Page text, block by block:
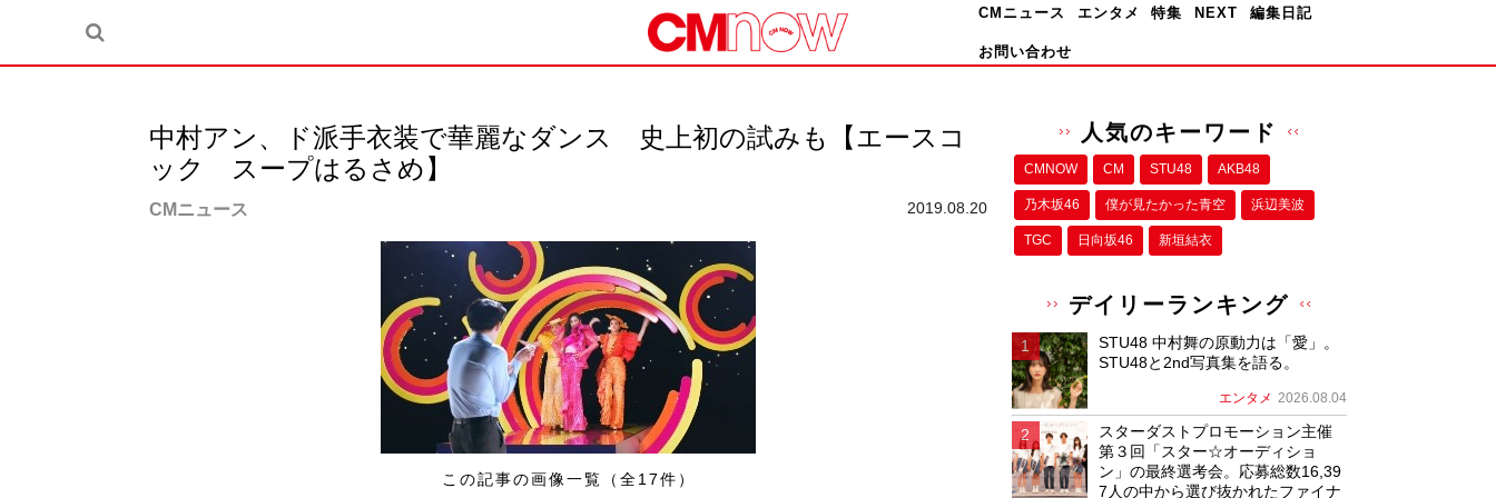
CMニュース エンタメ 特集 NEXT 編集日記
お問い合わせ
中村アン、ド派手衣装で華麗なダンス 史上初の試みも【エースコ
ック スープはるさめ】
CMニュース 2019.08.20
この記事の画像一覧（全17件）
人気のキーワード
CMNOW CM STU48 AKB48
乃木坂46 僕が⾒たかった⻘空 浜辺美波
TGC 日向坂46 新垣結衣
デイリーランキング
STU48 中村舞の原動力は「愛」。
STU48と2nd写真集を語る。
エンタメ 2026.08.04
スターダストプロモーション主催
第３回「スター☆オーディショ
ン」の最終選考会。応募総数16,39
7人の中から選び抜かれたファイナ